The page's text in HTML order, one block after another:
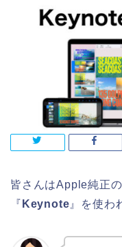
皆さんはApple純正
『 Keynote 』を使わ